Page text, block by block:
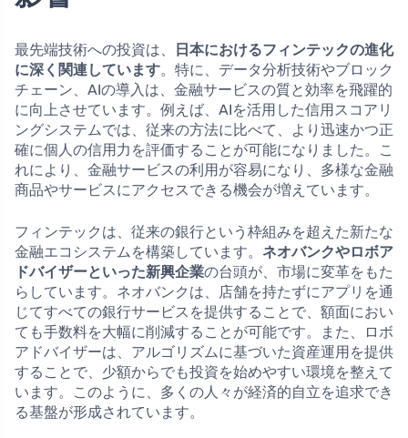
最先端技術への投資は、
日本におけるフィンテックの進化
に深く関連しています。特に、データ分析技術やブロック
チェーン、AIの導入は、金融サービスの質と効率を飛躍的
に向上させています。例えば、AIを活用した信用スコアリ
ングシステムでは、従来の方法に比べて、より迅速かつ正
確に個人の信用力を評価することが可能になりました。こ
れにより、金融サービスの利用が容易になり、多様な金融
商品やサービスにアクセスできる機会が増えています。
フィンテックは、従来の銀行という枠組みを超えた新たな
金融エコシステムを構築しています。 ネオバンクやロボア
ドバイザーといった新興企業の台頭が、市場に変革をもた
らしています。ネオバンクは、店舗を持たずにアプリを通
じてすべての銀行サービスを提供することで、額面におい
ても手数料を大幅に削減することが可能です。また、ロボ
アドバイザーは、アルゴリズムに基づいた資産運用を提供
することで、少額からでも投資を始めやすい環境を整えて
います。このように、多くの人々が経済的自立を追求でき
る基盤が形成されています。